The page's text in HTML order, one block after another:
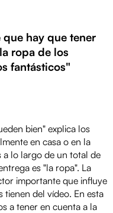
hay que tener
ropa de los
fantásticos"
bien" explica los
en casa o en la
a lo largo de un total de
es "la ropa". La
importante que influye
tienen del vídeo. En esta
a tener en cuenta a la